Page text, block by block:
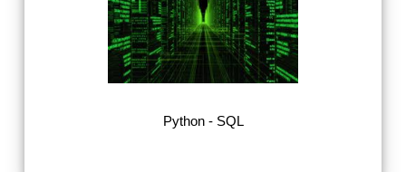
Python - SQL